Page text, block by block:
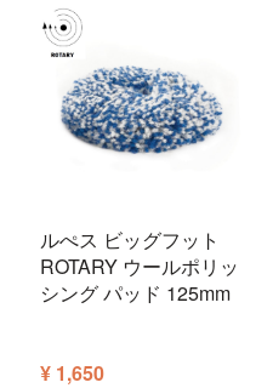
ルぺス ビッグフット
ROTARY ウールポリッ
シング パッド 125mm
¥ 1,650